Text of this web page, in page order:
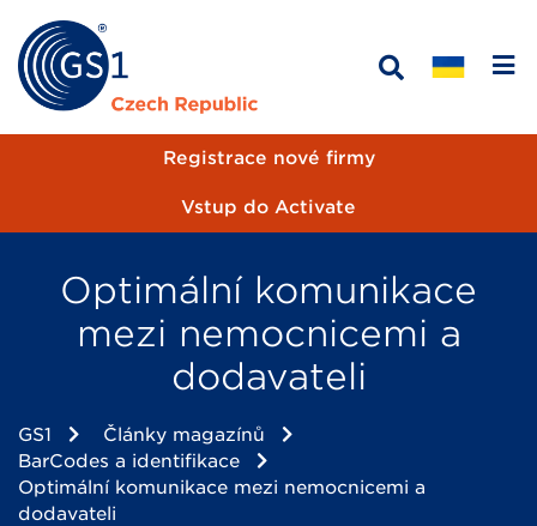
Registrace nové firmy
Vstup do Activate
Optimální komunikace
mezi nemocnicemi a
dodavateli
GS1
Články magazínů
BarCodes a identifikace
Optimální komunikace mezi nemocnicemi a
dodavateli